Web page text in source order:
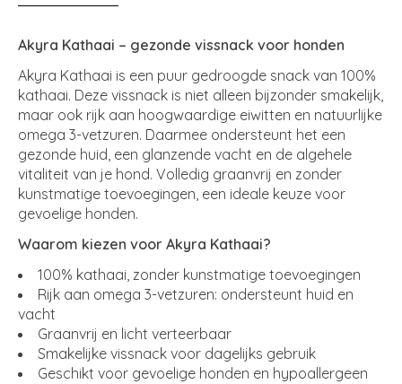
Akyra Kathaai – gezonde vissnack voor honden
Akyra Kathaai is een puur gedroogde snack van 100%
kathaai. Deze vissnack is niet alleen bijzonder smakelijk,
maar ook rijk aan hoogwaardige eiwitten en natuurlijke
omega 3-vetzuren. Daarmee ondersteunt het een
gezonde huid, een glanzende vacht en de algehele
vitaliteit van je hond. Volledig graanvrij en zonder
kunstmatige toevoegingen, een ideale keuze voor
gevoelige honden.
Waarom kiezen voor Akyra Kathaai?
100% kathaai, zonder kunstmatige toevoegingen
Rijk aan omega 3-vetzuren: ondersteunt huid en
vacht
Graanvrij en licht verteerbaar
Smakelijke vissnack voor dagelijks gebruik
Geschikt voor gevoelige honden en hypoallergeen